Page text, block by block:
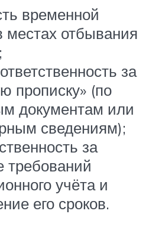
временной
местах отбывания
за
прописку» (по
документам или
сведениям);
за
требований
учёта и
его сроков.